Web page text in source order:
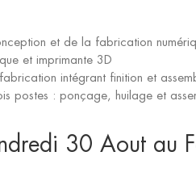
et de la fabrication
et imprimante 3D
intégrant finition et
postes : ponçage, huilage et
30 Aout au